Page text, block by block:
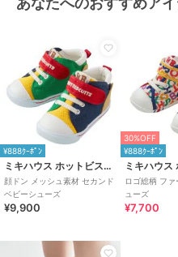
合成皮革、
特徴
ロゴ
ファースト
無地/ロゴ
原産国 中国
¥888ｸｰﾎﾟﾝ
ミキハウス ホットビスケッツ
顔ドン メッシュ素材 セカンド
ベビーシューズ
¥9,900
30%OFF
¥888ｸｰﾎﾟﾝ
ロゴ総柄 フ
ューズ
¥7,700